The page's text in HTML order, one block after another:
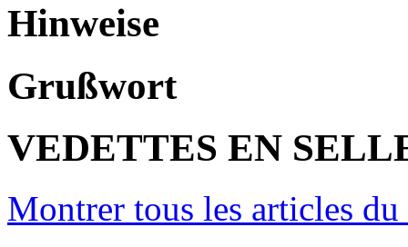
Hinweise
Grußwort
VEDETTES EN
Montrer tous les articles